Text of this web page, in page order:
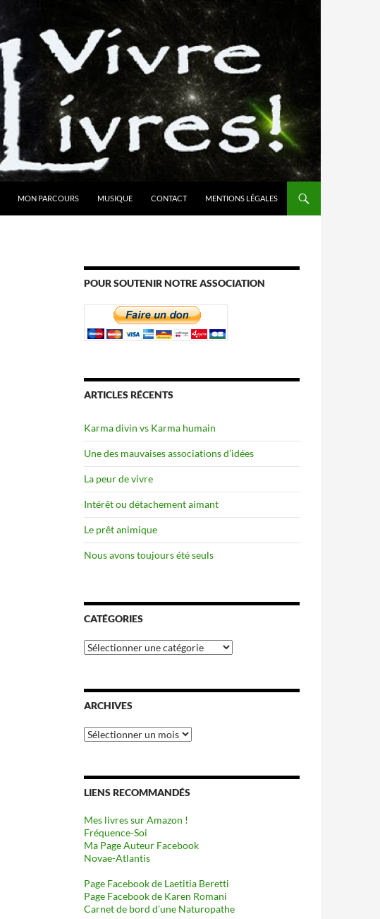
MON PARCOURS MUSIQUE CONTACT MENTIONS LÉGALES
POUR SOUTENIR NOTRE ASSOCIATION
ARTICLES RÉCENTS
Karma divin vs Karma humain
Une des mauvaises associations d’idées
La peur de vivre
Intérêt ou détachement aimant
Le prêt animique
Nous avons toujours été seuls
CATÉGORIES
Catégories
ARCHIVES
Archives
LIENS RECOMMANDÉS
Mes livres sur Amazon !
Fréquence-Soi
Ma Page Auteur Facebook
Novae-Atlantis
Page Facebook de Laetitia Beretti
Page Facebook de Karen Romani
Carnet de bord d’une Naturopathe